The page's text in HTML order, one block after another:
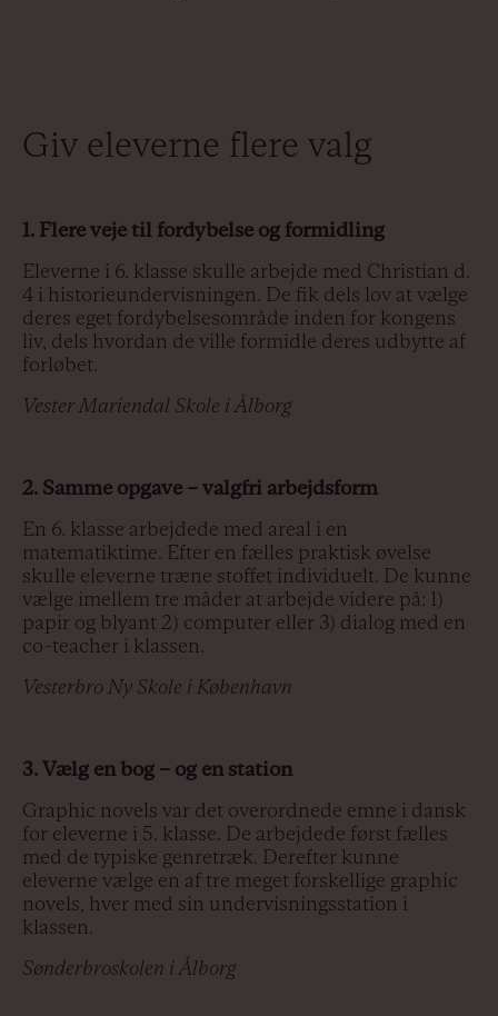
Giv eleverne flere valg
1. Flere veje til fordybelse og formidling
Eleverne i 6. klasse skulle arbejde med Christian d.
4 i historieundervisningen. De fik dels lov at vælge
deres eget fordybelsesområde inden for kongens
liv, dels hvordan de ville formidle deres udbytte af
forløbet.
Vester Mariendal Skole i Ålborg
2. Samme opgave – valgfri arbejdsform
En 6. klasse arbejdede med areal i en
matematiktime. Efter en fælles praktisk øvelse
skulle eleverne træne stoffet individuelt. De kunne
vælge imellem tre måder at arbejde videre på: 1)
papir og blyant 2) computer eller 3) dialog med en
co-teacher i klassen.
Vesterbro Ny Skole i København
3. Vælg en bog – og en station
Graphic novels var det overordnede emne i dansk
for eleverne i 5. klasse. De arbejdede først fælles
med de typiske genretræk. Derefter kunne
eleverne vælge en af tre meget forskellige graphic
novels, hver med sin undervisningsstation i
klassen.
Sønderbroskolen i Ålborg